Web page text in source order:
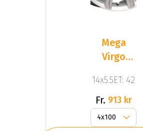
Mega
Virgo
14x5.5ET: 42
Fr. 913 kr